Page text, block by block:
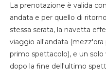
La prenotazione è valida
andata e per quello di
stessa serata, la navetta
viaggio all'andata (mezz'ora
primo spettacolo), e un
dopo la fine dell'ultimo